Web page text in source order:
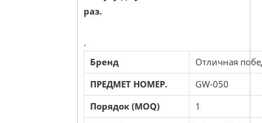
раз.
.
Бренд
Отличная
ПРЕДМЕТ НОМЕР.
GW-050
Порядок (MOQ)
1